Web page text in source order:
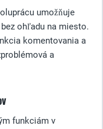
umožňuje
ohľadu na miesto.
komentovania a
a
funkciám v